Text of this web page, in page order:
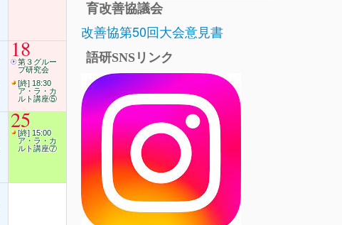
18
第３グルー
プ研究会
[終] 18:30
ア・ラ・カ
ルト講座⑤
25
[終] 15:00
ア・ラ・カ
ルト講座⑦
育改善協議会
改善協第50回大会意見書
語研SNSリンク